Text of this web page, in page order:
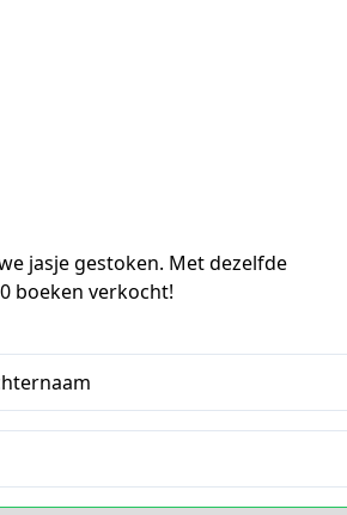
jasje gestoken. Met dezelfde
boeken verkocht!